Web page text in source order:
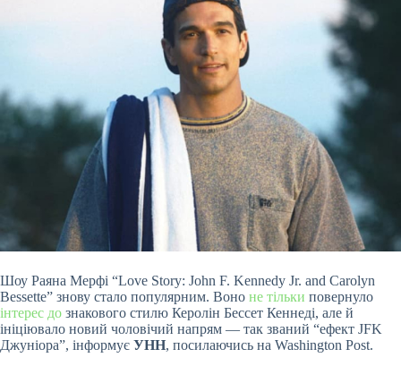
Шоу Раяна Мерфі “Love Story: John F. Kennedy Jr. and Carolyn
Bessette” знову стало популярним. Воно не тільки повернуло
інтерес до знакового стилю Керолін Бессет Кеннеді, але й
ініціювало новий чоловічий напрям — так званий “ефект JFK
Джуніора”, інформує УНН, посилаючись на Washington Post.